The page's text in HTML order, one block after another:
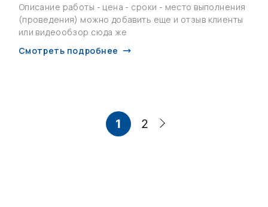
Описание работы - цена - сроки - место выполнения
(проведения) можно добавить еще и отзыв клиенты
или видеообзор сюда же
Смотреть подробнее
1 2